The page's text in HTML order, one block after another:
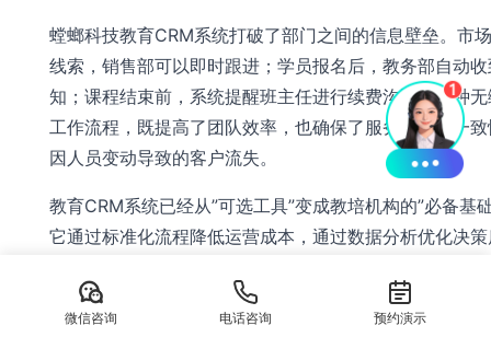
螳螂科技教育CRM系统打破了部门之间的信息壁垒。市
线索，销售部可以即时跟进；学员报名后，教务部自动
知；课程结束前，系统提醒班主任进行续费沟通。这种
工作流程，既提高了团队效率，也确保了服务质量的一
因人员变动导致的客户流失。
教育CRM系统已经从”可选工具”变成教培机构的”必备基
它通过标准化流程降低运营成本，通过数据分析优化决
教育培
微信咨询 电话咨询 预约演示